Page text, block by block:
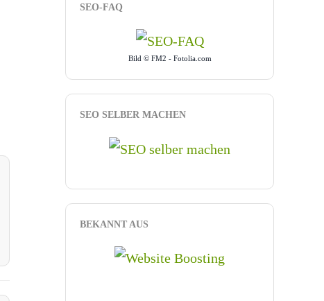
SEO-FAQ
Bild © FM2 - Fotolia.com
SEO SELBER MACHEN
BEKANNT AUS